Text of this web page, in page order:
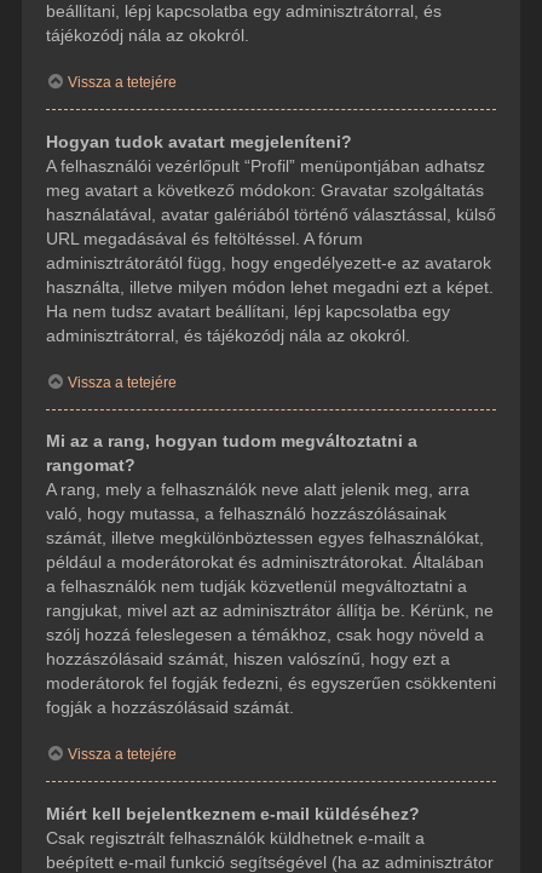
beállítani, lépj kapcsolatba egy adminisztrátorral, és
tájékozódj nála az okokról.
Vissza a tetejére
Hogyan tudok avatart megjeleníteni?
A felhasználói vezérlőpult “Profil” menüpontjában adhatsz
meg avatart a következő módokon: Gravatar szolgáltatás
használatával, avatar galériából történő választással, külső
URL megadásával és feltöltéssel. A fórum
adminisztrátorától függ, hogy engedélyezett-e az avatarok
használta, illetve milyen módon lehet megadni ezt a képet.
Ha nem tudsz avatart beállítani, lépj kapcsolatba egy
adminisztrátorral, és tájékozódj nála az okokról.
Vissza a tetejére
Mi az a rang, hogyan tudom megváltoztatni a
rangomat?
A rang, mely a felhasználók neve alatt jelenik meg, arra
való, hogy mutassa, a felhasználó hozzászólásainak
számát, illetve megkülönböztessen egyes felhasználókat,
például a moderátorokat és adminisztrátorokat. Általában
a felhasználók nem tudják közvetlenül megváltoztatni a
rangjukat, mivel azt az adminisztrátor állítja be. Kérünk, ne
szólj hozzá feleslegesen a témákhoz, csak hogy növeld a
hozzászólásaid számát, hiszen valószínű, hogy ezt a
moderátorok fel fogják fedezni, és egyszerűen csökkenteni
fogják a hozzászólásaid számát.
Vissza a tetejére
Miért kell bejelentkeznem e-mail küldéséhez?
Csak regisztrált felhasználók küldhetnek e-mailt a
beépített e-mail funkció segítségével (ha az adminisztrátor